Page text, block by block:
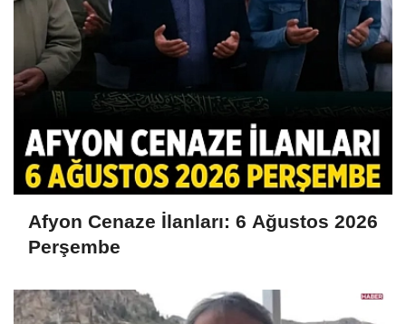
Afyon Cenaze İlanları: 6 Ağustos 2026
Perşembe